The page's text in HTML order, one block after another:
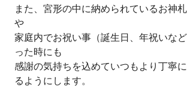
また、宮形の中に納められているお神
や
家庭内でお祝い事（誕生日、年祝いな
った時にも
感謝の気持ちを込めていつもより丁寧
るようにします。